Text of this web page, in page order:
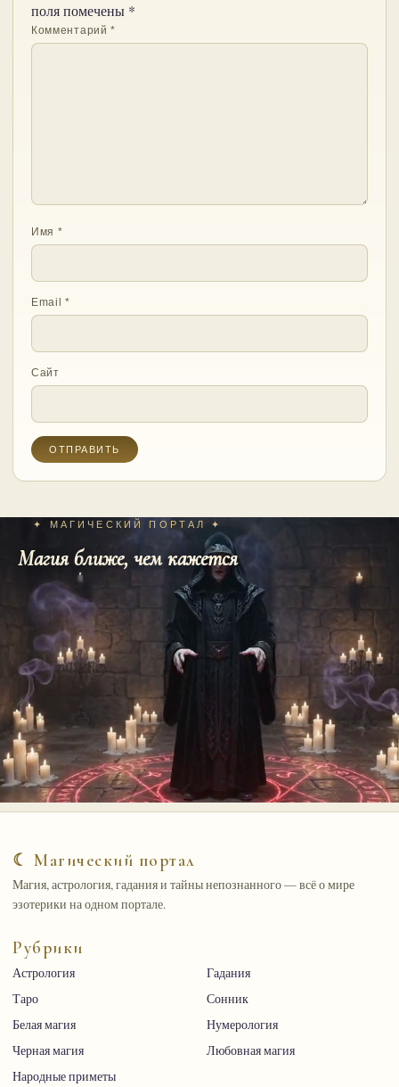
поля помечены *
Комментарий*
Имя *
Email*
Сайт
✦ МАГИЧЕСКИЙ ПОРТАЛ ✦
Магия ближе, чем кажется
☾ Магический портал
Магия, астрология, гадания и тайны непознанного — всё о мире
эзотерики на одном портале.
Рубрики
Астрология
Гадания
Таро
Сонник
Белая магия
Нумерология
Черная магия
Любовная магия
Народные приметы